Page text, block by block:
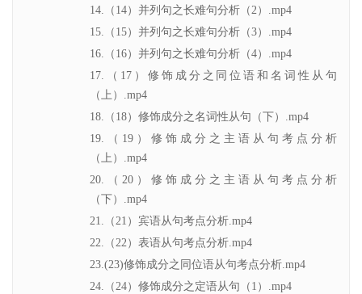
14.（14）并列句之长难句分析（2）.mp4
15.（15）并列句之长难句分析（3）.mp4
16.（16）并列句之长难句分析（4）.mp4
17.（17）修饰成分之同位语和名词性从句
（上）.mp4
18.（18）修饰成分之名词性从句（下）.mp4
19.（19）修饰成分之主语从句考点分析
（上）.mp4
20.（20）修饰成分之主语从句考点分析
（下）.mp4
21.（21）宾语从句考点分析.mp4
22.（22）表语从句考点分析.mp4
23.(23)修饰成分之同位语从句考点分析.mp4
24.（24）修饰成分之定语从句（1）.mp4